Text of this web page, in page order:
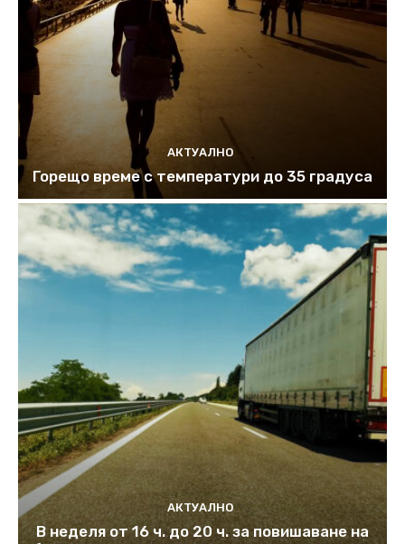
АКТУАЛНО
Горещо време с температури до 35 градуса
АКТУАЛНО
В неделя от 16 ч. до 20 ч. за повишаване на